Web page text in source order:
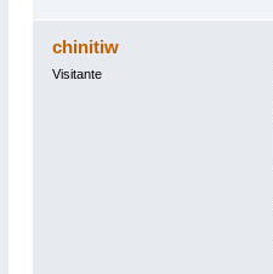
chinitiw
Visitante